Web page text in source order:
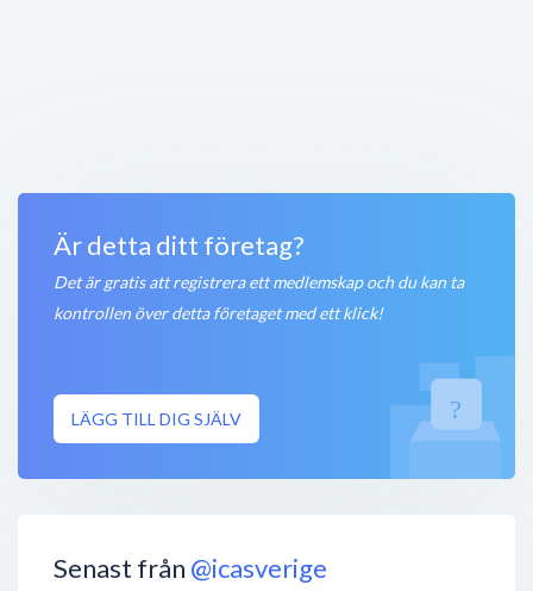
Är detta ditt företag?
Det är gratis att registrera ett medlemskap och du kan ta
kontrollen över detta företaget med ett klick!
LÄGG TILL DIG SJÄLV
Stängt nu 750 meter
Senast från @icasverige